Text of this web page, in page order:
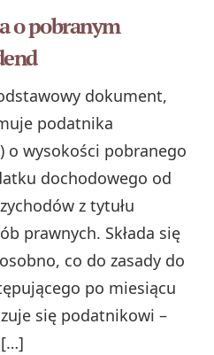
o pobranym
dokument,
podatnika
o wysokości pobranego
dochodowego od
z tytułu
prawnych. Składa się
co do zasady do
po miesiącu
się podatnikowi –